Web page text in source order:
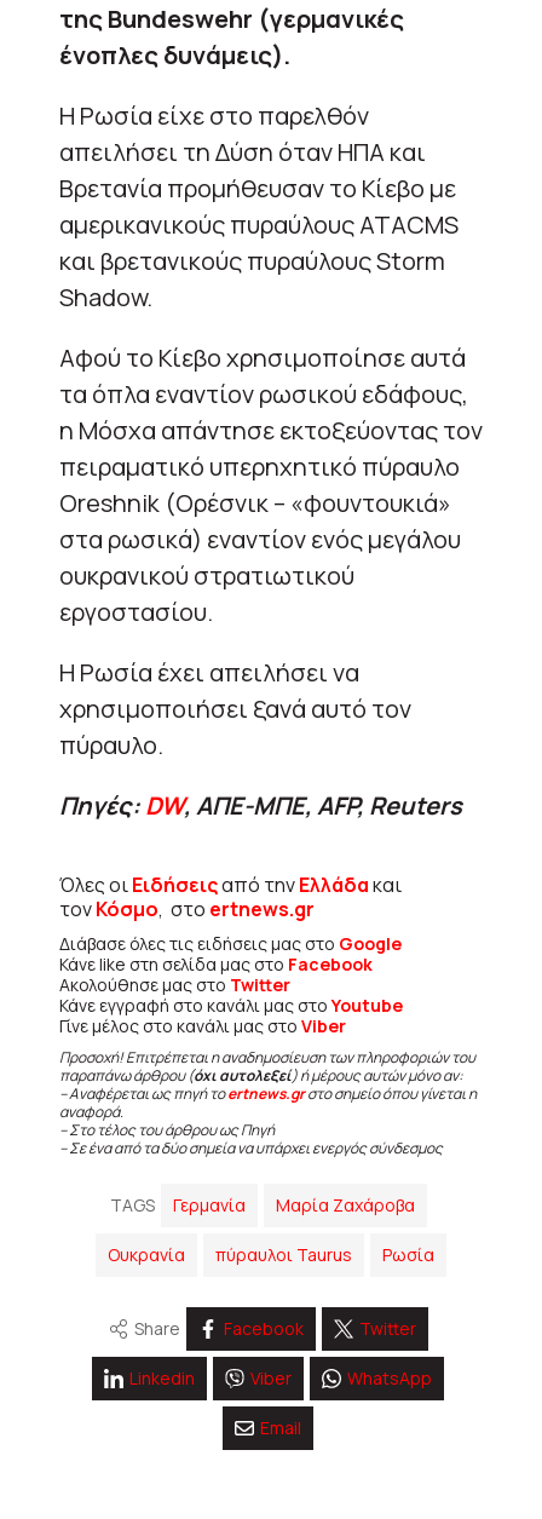
της Bundeswehr (γερμανικές
ένοπλες δυνάμεις).
Η Ρωσία είχε στο παρελθόν
απειλήσει τη Δύση όταν ΗΠΑ και
Βρετανία προμήθευσαν το Κίεβο με
αμερικανικούς πυραύλους ATACMS
και βρετανικούς πυραύλους Storm
Shadow.
Αφού το Κίεβο χρησιμοποίησε αυτά
τα όπλα εναντίον ρωσικού εδάφους,
η Μόσχα απάντησε εκτοξεύοντας τον
πειραματικό υπερηχητικό πύραυλο
Oreshnik (Ορέσνικ – «φουντουκιά»
στα ρωσικά) εναντίον ενός μεγάλου
ουκρανικού στρατιωτικού
εργοστασίου.
Η Ρωσία έχει απειλήσει να
χρησιμοποιήσει ξανά αυτό τον
πύραυλο.
Πηγές:DW, ΑΠΕ-ΜΠΕ, AFP, Reuters
Όλες οιΕιδήσειςαπό τηνΕλλάδακαι
τονΚόσμο, στο ertnews.gr
Διάβασε όλες τις ειδήσεις μας στο Google
Κάνε like στη σελίδα μας στο Facebook
Ακολούθησε μας στο Twitter
Κάνε εγγραφή στο κανάλι μας στοYoutube
Γίνε μέλος στο κανάλι μας στο Viber
Προσοχή! Επιτρέπεται η αναδημοσίευση των πληροφοριών του
παραπάνω άρθρου (όχι αυτολεξεί) ή μέρους αυτών μόνο αν:
– Αναφέρεται ως πηγή τοertnews.grστο σημείο όπου γίνεται η
αναφορά.
– Στο τέλος του άρθρου ως Πηγή
– Σε ένα από τα δύο σημεία να υπάρχει ενεργός σύνδεσμος
TAGS Γερμανία Μαρία Ζαχάροβα
Ουκρανία πύραυλοι Taurus Ρωσία
Share Facebook Twitter
Linkedin Viber WhatsApp
Email